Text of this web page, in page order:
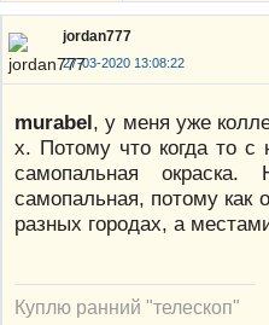
jordan777
27-03-2020 13:08:22
murabel, у меня уже
х. Потому что когда то с
самопальная
самопальная, потому как
разных городах, а
Куплю ранний "телескоп"